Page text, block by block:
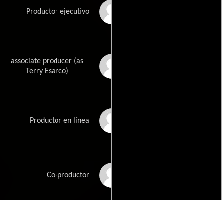
Productor ejecutivo
associate producer (as
Terry Esarco)
Productor en línea
Co-productor